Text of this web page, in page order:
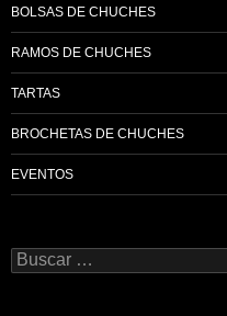
BOLSAS DE CHUCHES
RAMOS DE CHUCHES
TARTAS
BROCHETAS DE CHUCHES
EVENTOS
Buscar: